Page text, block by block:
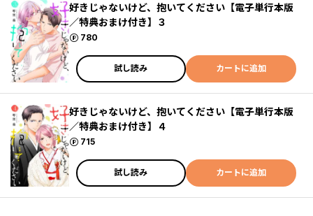
好きじゃないけど、抱いてください【電子単行本版
／特典おまけ付き】３
780
ポイント
試し読み カートに追加
好きじゃないけど、抱いてください【電子単行本版
／特典おまけ付き】４
715
ポイント
試し読み カートに追加